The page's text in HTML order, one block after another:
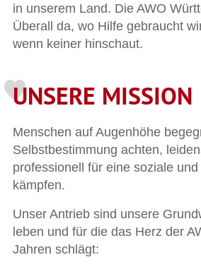
in unserem Land. Die AWO
Überall da, wo Hilfe gebraucht
wenn keiner hinschaut.
UNSERE
Menschen auf Augenhöhe
Selbstbestimmung achten,
professionell für eine soziale
kämpfen.
Unser Antrieb sind unsere
leben und für die das Herz der
Jahren schlägt: